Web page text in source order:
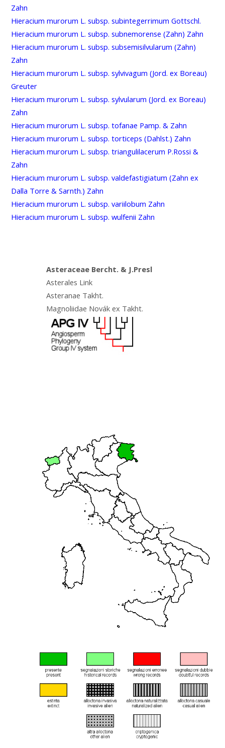
Zahn
Hieracium murorum L. subsp. subintegerrimum Gottschl.
Hieracium murorum L. subsp. subnemorense (Zahn) Zahn
Hieracium murorum L. subsp. subsemisilvularum (Zahn)
Zahn
Hieracium murorum L. subsp. sylvivagum (Jord. ex Boreau)
Greuter
Hieracium murorum L. subsp. sylvularum (Jord. ex Boreau)
Zahn
Hieracium murorum L. subsp. tofanae Pamp. & Zahn
Hieracium murorum L. subsp. torticeps (Dahlst.) Zahn
Hieracium murorum L. subsp. triangulilacerum P.Rossi &
Zahn
Hieracium murorum L. subsp. valdefastigiatum (Zahn ex
Dalla Torre & Sarnth.) Zahn
Hieracium murorum L. subsp. variilobum Zahn
Hieracium murorum L. subsp. wulfenii Zahn
Asteraceae Bercht. & J.Presl
Asterales Link
Asteranae Takht.
Magnoliidae Novák ex Takht.